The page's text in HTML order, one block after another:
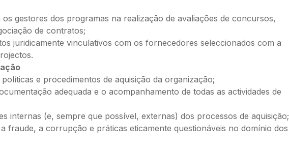
gestores dos programas na realização de avaliações de concursos,
de contratos;
juridicamente vinculativos com os fornecedores seleccionados com a
e procedimentos de aquisição da organização;
adequada e o acompanhamento de todas as actividades de
internas (e, sempre que possível, externas) dos processos de aquisição;
fraude, a corrupção e práticas eticamente questionáveis no domínio dos